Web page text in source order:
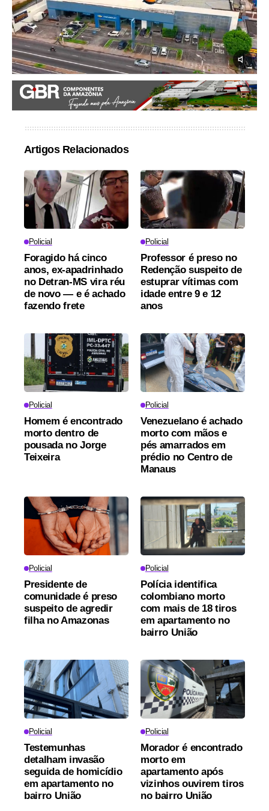
Artigos Relacionados
Policial
Foragido há cinco
anos, ex-apadrinhado
no Detran-MS vira réu
de novo — e é achado
fazendo frete
Policial
Professor é preso no
Redenção suspeito de
estuprar vítimas com
idade entre 9 e 12
anos
Policial
Homem é encontrado
morto dentro de
pousada no Jorge
Teixeira
Policial
Venezuelano é achado
morto com mãos e
pés amarrados em
prédio no Centro de
Manaus
Policial
Presidente de
comunidade é preso
suspeito de agredir
filha no Amazonas
Policial
Polícia identifica
colombiano morto
com mais de 18 tiros
em apartamento no
bairro União
Policial
Testemunhas
detalham invasão
seguida de homicídio
em apartamento no
bairro União
Policial
Morador é encontrado
morto em
apartamento após
vizinhos ouvirem tiros
no bairro União